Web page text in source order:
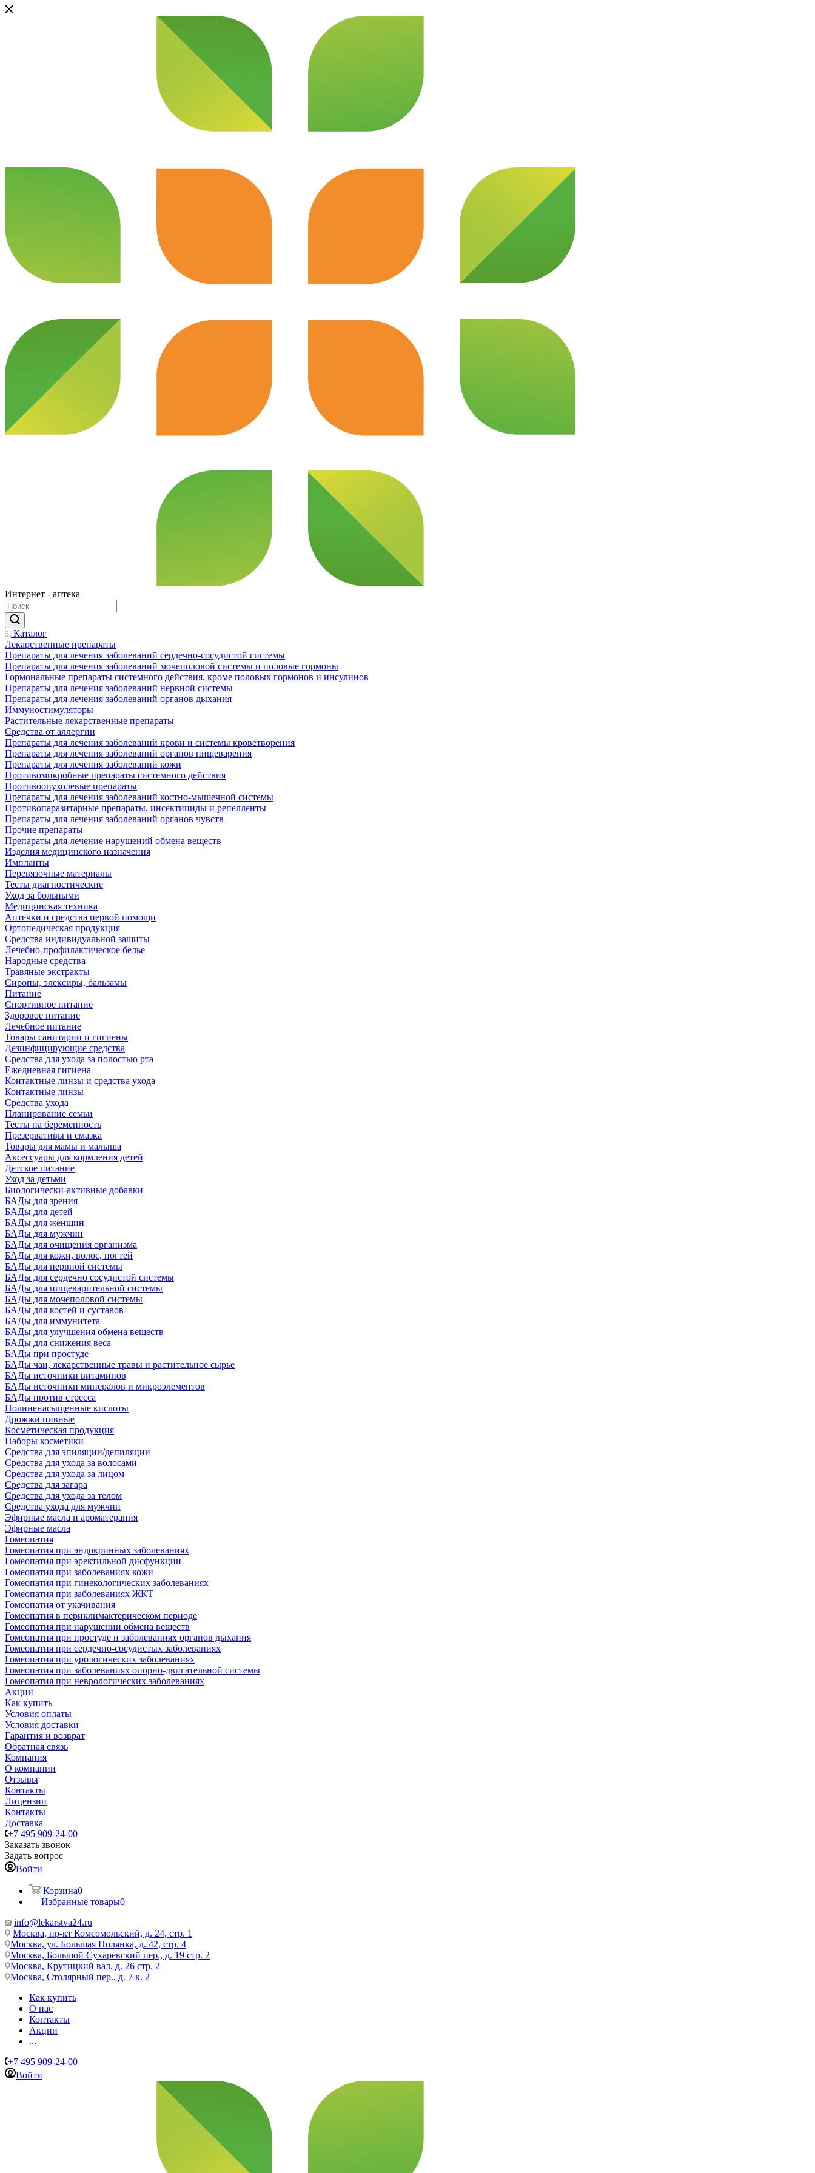
Интернет - аптека
Каталог
Лекарственные препараты
Препараты для лечения заболеваний сердечно-сосудистой системы
Препараты для лечения заболеваний мочеполовой системы и половые гормоны
Гормональные препараты системного действия, кроме половых гормонов и инсулинов
Препараты для лечения заболеваний нервной системы
Препараты для лечения заболеваний органов дыхания
Иммуностимуляторы
Растительные лекарственные препараты
Средства от аллергии
Препараты для лечения заболеваний крови и системы кроветворения
Препараты для лечения заболеваний органов пищеварения
Препараты для лечения заболеваний кожи
Противомикробные препараты системного действия
Противоопухолевые препараты
Препараты для лечения заболеваний костно-мышечной системы
Противопаразитарные препараты, инсектициды и репелленты
Препараты для лечения заболеваний органов чувств
Прочие препараты
Препараты для лечение нарушений обмена веществ
Изделия медицинского назначения
Импланты
Перевязочные материалы
Тесты диагностические
Уход за больными
Медицинская техника
Аптечки и средства первой помощи
Ортопедическая продукция
Средства индивидуальной защиты
Лечебно-профилактическое белье
Народные средства
Травяные экстракты
Сиропы, элексиры, бальзамы
Питание
Спортивное питание
Здоровое питание
Лечебное питание
Товары санитарии и гигиены
Дезинфицирующие средства
Средства для ухода за полостью рта
Ежедневная гигиена
Контактные линзы и средства ухода
Контактные линзы
Средства ухода
Планирование семьи
Тесты на беременность
Презервативы и смазка
Товары для мамы и малыша
Аксессуары для кормления детей
Детское питание
Уход за детьми
Биологически-активные добавки
БАДы для зрения
БАДы для детей
БАДы для женщин
БАДы для мужчин
БАДы для очищения организма
БАДы для кожи, волос, ногтей
БАДы для нервной системы
БАДы для сердечно сосудистой системы
БАДы для пищеварительной системы
БАДы для мочеполовой системы
БАДы для костей и суставов
БАДы для иммунитета
БАДы для улучшения обмена веществ
БАДы для снижения веса
БАДы при простуде
БАДы чаи, лекарственные травы и растительное сырье
БАДы источники витаминов
БАДы источники минералов и микроэлементов
БАДы против стресса
Полиненасыщенные кислоты
Дрожжи пивные
Косметическая продукция
Наборы косметики
Средства для эпиляции/депиляции
Средства для ухода за волосами
Средства для ухода за лицом
Средства для загара
Средства для ухода за телом
Средства ухода для мужчин
Эфирные масла и ароматерапия
Эфирные масла
Гомеопатия
Гомеопатия при эндокринных заболеваниях
Гомеопатия при эректильной дисфункции
Гомеопатия при заболеваниях кожи
Гомеопатия при гинекологических заболеваниях
Гомеопатия при заболеваниях ЖКТ
Гомеопатия от укачивания
Гомеопатия в периклимактерическом периоде
Гомеопатия при нарушении обмена веществ
Гомеопатия при простуде и заболеваниях органов дыхания
Гомеопатия при сердечно-сосудистых заболеваниях
Гомеопатия при урологических заболеваниях
Гомеопатия при заболеваниях опорно-двигательной системы
Гомеопатия при неврологических заболеваниях
Акции
Как купить
Условия оплаты
Условия доставки
Гарантия и возврат
Обратная связь
Компания
О компании
Отзывы
Контакты
Лицензии
Контакты
Доставка
+7 495 909-24-00
Заказать звонок
Задать вопрос
Войти
Корзина0
Избранные товары0
info@lekarstva24.ru
Москва, пр-кт Комсомольский, д. 24, стр. 1
Москва, ул. Большая Полянка, д. 42, стр. 4
Москва, Большой Сухаревский пер., д. 19 стр. 2
Москва, Крутицкий вал, д. 26 стр. 2
Москва, Столярный пер., д. 7 к. 2
Как купить
О нас
Контакты
Акции
...
+7 495 909-24-00
Войти